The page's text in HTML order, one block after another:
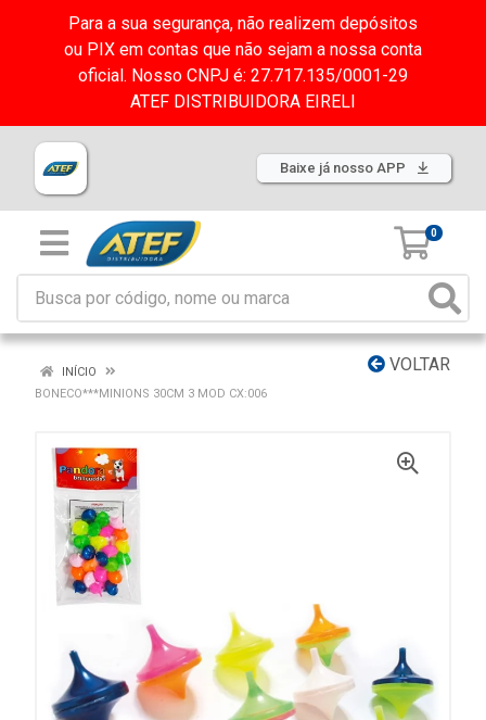
Para a sua segurança, não realizem depósitos
ou PIX em contas que não sejam a nossa conta
oficial. Nosso CNPJ é: 27.717.135/0001-29
ATEF DISTRIBUIDORA EIRELI
Baixe já nosso APP
0
VOLTAR
INÍCIO
BONECO***MINIONS 30CM 3 MOD CX:006